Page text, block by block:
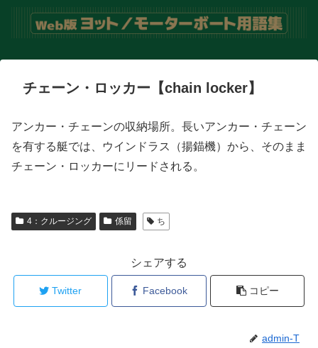
チェーン・ロッカー【chain locker】
アンカー・チェーンの収納場所。長いアンカー・チェーン
を有する艇では、ウインドラス（揚錨機）から、そのまま
チェーン・ロッカーにリードされる。
4：クルージング 係留 ち
シェアする
Twitter Facebook コピー
admin-T